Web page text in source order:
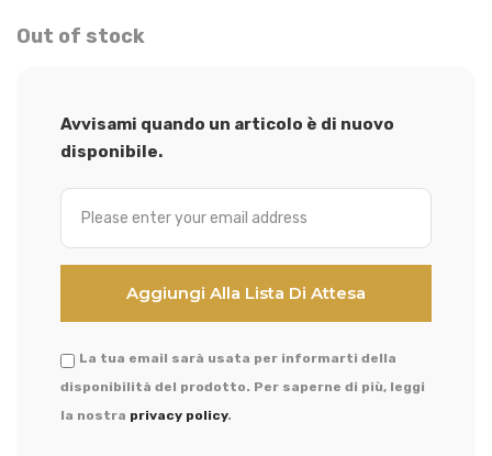
Out of stock
Avvisami quando un articolo è di nuovo
disponibile.
La tua email sarà usata per informarti della
disponibilità del prodotto. Per saperne di più, leggi
la nostra privacy policy.